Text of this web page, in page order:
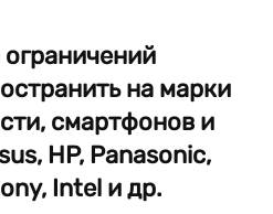
на марки
смартфонов и
HP, Panasonic,
Intel и др.